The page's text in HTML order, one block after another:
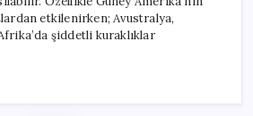
etkilenirken; Avustralya,
şiddetli kuraklıklar